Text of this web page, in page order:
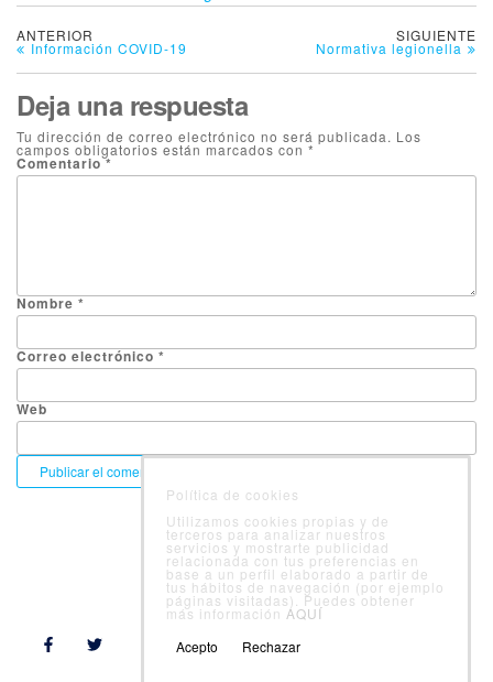
ANTERIOR
Información COVID-19
SIGUIENTE
Normativa legionella
Deja una respuesta
Tu dirección de correo electrónico no será publicada. Los
campos obligatorios están marcados con *
Comentario*
Nombre *
Correo electrónico *
Web
Política de cookies
Utilizamos cookies propias y de
terceros para analizar nuestros
servicios y mostrarte publicidad
relacionada con tus preferencias en
base a un perfil elaborado a partir de
tus hábitos de navegación (por ejemplo
páginas visitadas). Puedes obtener
más información AQUÍ
Acepto
Rechazar